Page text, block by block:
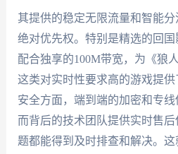
其提供的稳定无限流量和智能
绝对优先权。特别是精选的回国
配合独享的100M带宽，为《狼
这类对实时性要求高的游戏提
安全方面，端到端的加密和专线
而背后的技术团队提供实时售后
题都能得到及时排查和解决。